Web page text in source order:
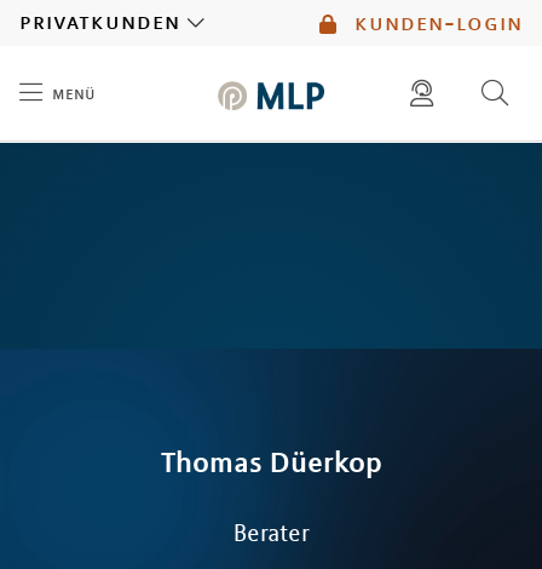
kunden-login
privatkunden
menü
Thomas Düerkop
Berater